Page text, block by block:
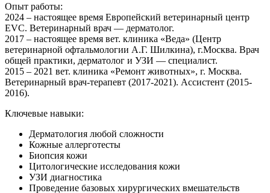
Опыт работы:
2024 – настоящее время Европейский ветеринарный центр
EVC. Ветеринарный врач — дерматолог.
2017 – настоящее время вет. клиника «Веда» (Центр
ветеринарной офтальмологии А.Г. Шилкина), г.Москва. Врач
общей практики, дерматолог и УЗИ — специалист.
2015 – 2021 вет. клиника «Ремонт животных», г. Москва.
Ветеринарный врач-терапевт (2017-2021). Ассистент (2015-
2016).
Ключевые навыки:
Дерматология любой сложности
Кожные аллерготесты
Биопсия кожи
Цитологические исследования кожи
УЗИ диагностика
Проведение базовых хирургических вмешательств